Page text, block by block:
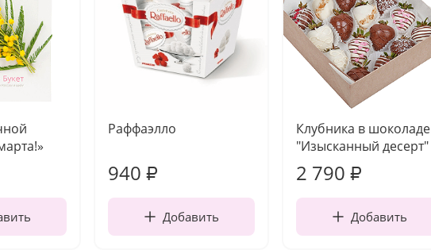
Раффаэлло
940 ₽
Добавить
Клубника в шоколаде
"Изысканный десерт"
2 790 ₽
Добавить